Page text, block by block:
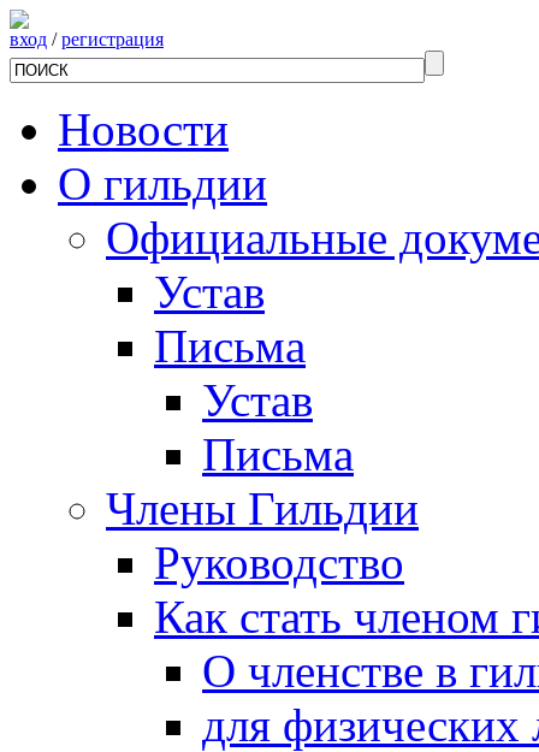
вход /регистрация
Новости
О гильдии
Официальные
Устав
Письма
Устав
Письма
Члены Гильдии
Руководство
Как стать членом
О членстве в
для физических